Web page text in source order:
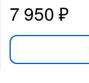
7 950₽